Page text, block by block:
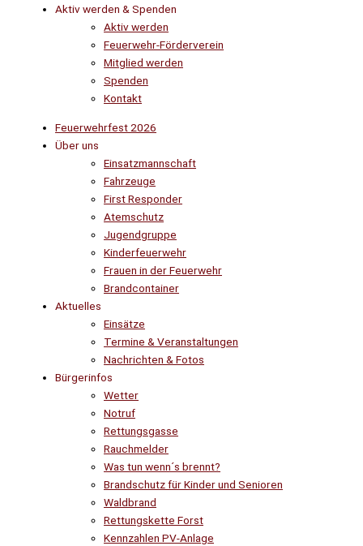
Aktiv werden & Spenden
Aktiv werden
Feuerwehr-Förderverein
Mitglied werden
Spenden
Kontakt
Feuerwehrfest 2026
Über uns
Einsatzmannschaft
Fahrzeuge
First Responder
Atemschutz
Jugendgruppe
Kinderfeuerwehr
Frauen in der Feuerwehr
Brandcontainer
Aktuelles
Einsätze
Termine & Veranstaltungen
Nachrichten & Fotos
Bürgerinfos
Wetter
Notruf
Rettungsgasse
Rauchmelder
Was tun wenn´s brennt?
Brandschutz für Kinder und Senioren
Waldbrand
Rettungskette Forst
Kennzahlen PV-Anlage